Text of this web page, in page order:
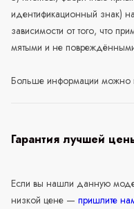
идентификационный знак)
зависимости от того, что
мятыми и не
Больше информации можно
Гарантия лучшей
Если вы нашли данную
низкой цене — пришлите